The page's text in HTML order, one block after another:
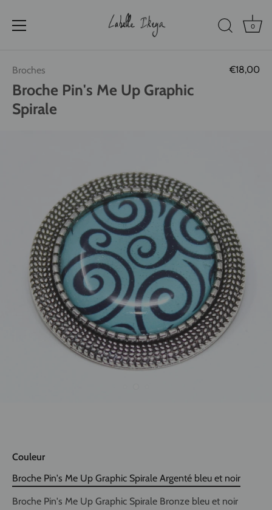
contenu
0
Broches €18,00
Broche Pin's Me Up Graphic
Spirale
Couleur
Broche Pin's Me Up Graphic Spirale Argenté bleu et noir
Broche Pin's Me Up Graphic Spirale Bronze bleu et noir